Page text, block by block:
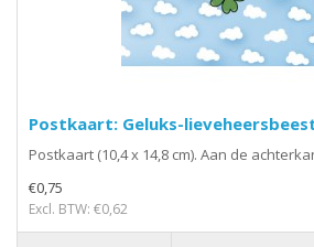
Postkaart: Geluks-
Postkaart (10,4 x 14,8 cm). Aan de
€0,75
Excl. BTW: €0,62